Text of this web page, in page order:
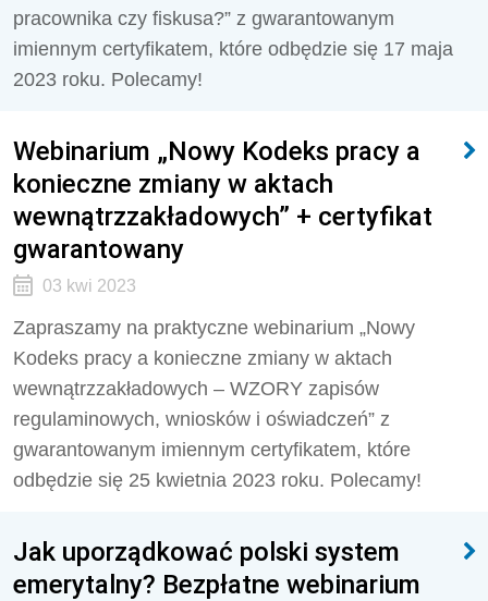
pracownika czy fiskusa?” z gwarantowanym
imiennym certyfikatem, które odbędzie się 17 maja
2023 roku. Polecamy!
Webinarium „Nowy Kodeks pracy a
konieczne zmiany w aktach
wewnątrzzakładowych” + certyfikat
gwarantowany
03 kwi 2023
Zapraszamy na praktyczne webinarium „Nowy
Kodeks pracy a konieczne zmiany w aktach
wewnątrzzakładowych – WZORY zapisów
regulaminowych, wniosków i oświadczeń” z
gwarantowanym imiennym certyfikatem, które
odbędzie się 25 kwietnia 2023 roku. Polecamy!
Jak uporządkować polski system
emerytalny? Bezpłatne webinarium